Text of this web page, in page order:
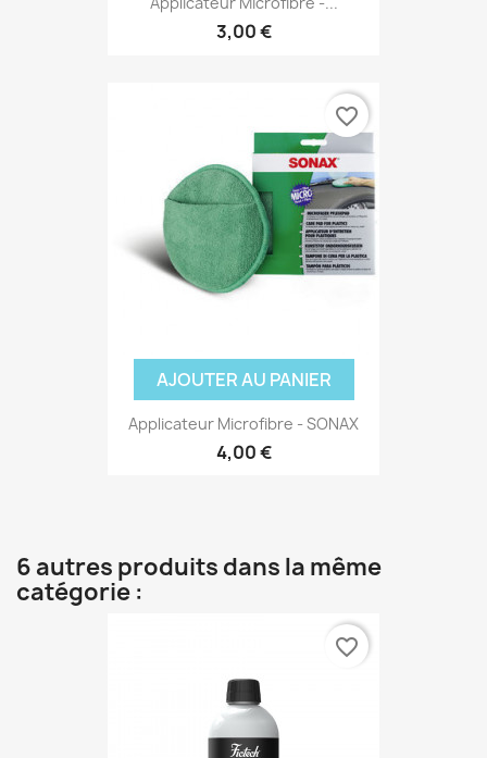
3,00 €
AJOUTER AU PANIER
Applicateur Microfibre - SONAX
4,00 €
favorite_border
6 autres produits dans la même
catégorie :
favorite_border